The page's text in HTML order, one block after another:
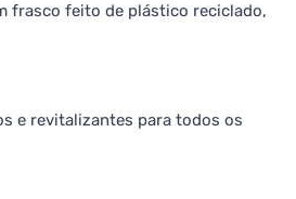
frasco feito de plástico reciclado,
e revitalizantes para todos os